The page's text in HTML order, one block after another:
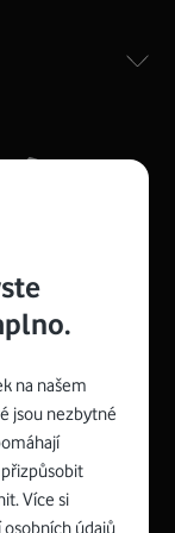
rozměry 21
stojánku)
připojení Wi-
na našem
jsou nezbytné
Více si
osobních údajů